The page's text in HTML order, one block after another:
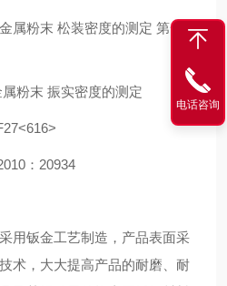
属粉末 松装密度的测定 第一部
粉末 振实密度的测定
：20934
用钣金工艺制造，产品表面采
术，大大提高产品的耐磨、耐
电话咨询